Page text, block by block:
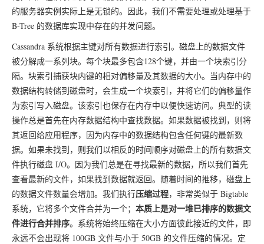
的服务器实例实际上是无锁的。因此，我们不需要处理或处理基于
B-Tree 的数据库实现中存在的并发问题。
Cassandra 系统根据主键对所有数据进行索引。磁盘上的数据文件
被分解成一系列块。每个块最多包含128个键，并由一个块索引分
隔。块索引捕获块内键的相对偏移量及其数据的大小。当内存中的
数据结构转储到磁盘时，会生成一个块索引，并将它们的偏移量作
为索引写入磁盘。该索引也保存在内存中以便快速访问。典型的读
操作总是首先在内存数据结构中查找数据。如果数据被找到，则将
其返回给应用程序，因为内存中的数据结构包含任何键的最新数
据。如果未找到，则我们以相反的时间顺序对磁盘上的所有数据文
件执行磁盘 I/O。因为我们总是在寻找最新的数据，所以我们首先
查看最新的文件，如果找到数据就返回。随着时间的推移，磁盘上
的数据文件数量会增加。我们执行压缩过程，非常类似于 Bigtable
系统，它将多个文件合并为一个； 本质上是对一堆已排序的数据文
件进行合并排序。系统将始终压缩在大小方面彼此接近的文件，即
永远不会出现将 100GB 文件与小于 50GB 的文件压缩的情况。定